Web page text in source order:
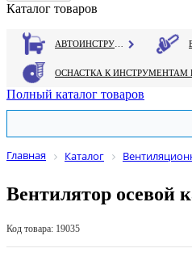
Каталог товаров
Полный каталог товаров
Главная Каталог
Вентилятор осевой
Код товара: 19035